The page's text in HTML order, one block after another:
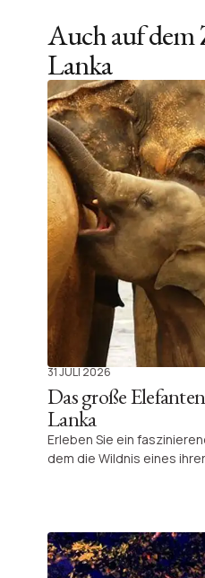
Auch auf dem
Lanka
31 JULI 2026
Das große
Lanka
Erleben Sie ein
dem die Wildnis eines
Lassen Sie sich von der
sri-lankischen Savanne